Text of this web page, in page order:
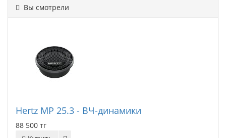
Вы смотрели
Hertz MP 25.3 - ВЧ-динамики
88 500 тг